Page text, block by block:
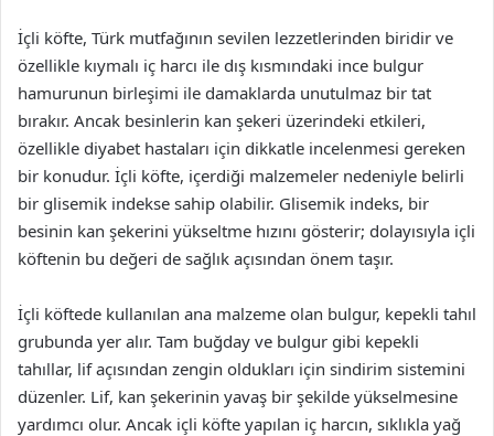
İçli köfte, Türk mutfağının sevilen lezzetlerinden biridir ve
özellikle kıymalı iç harcı ile dış kısmındaki ince bulgur
hamurunun birleşimi ile damaklarda unutulmaz bir tat
bırakır. Ancak besinlerin kan şekeri üzerindeki etkileri,
özellikle diyabet hastaları için dikkatle incelenmesi gereken
bir konudur. İçli köfte, içerdiği malzemeler nedeniyle belirli
bir glisemik indekse sahip olabilir. Glisemik indeks, bir
besinin kan şekerini yükseltme hızını gösterir; dolayısıyla içli
köftenin bu değeri de sağlık açısından önem taşır.
İçli köftede kullanılan ana malzeme olan bulgur, kepekli tahıl
grubunda yer alır. Tam buğday ve bulgur gibi kepekli
tahıllar, lif açısından zengin oldukları için sindirim sistemini
düzenler. Lif, kan şekerinin yavaş bir şekilde yükselmesine
yardımcı olur. Ancak içli köfte yapılan iç harcın, sıklıkla yağ